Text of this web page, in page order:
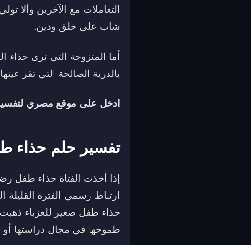
التعاملات مع الآخرين وألا
شاب على خلق ودين.
أما المتزوجة التي ترى حذاء
بالذرية الصالحة التي تقر
ادخل على موقع مصري لتفسير
تفسير حلم حذاء
إذا أخذت الفتاة حذاء
ارتباط رسمي الفترة القليلة
حذاء طفل صغير للعزباء
طموحها في مجال دراستها أو